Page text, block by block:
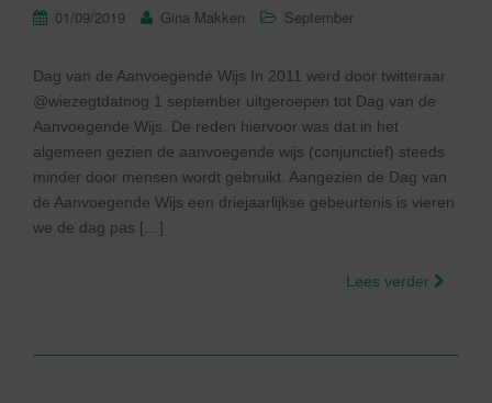
01/09/2019 Gina Makken September
Dag van de Aanvoegende Wijs In 2011 werd door twitteraar
@wiezegtdatnog 1 september uitgeroepen tot Dag van de
Aanvoegende Wijs. De reden hiervoor was dat in het
algemeen gezien de aanvoegende wijs (conjunctief) steeds
minder door mensen wordt gebruikt. Aangezien de Dag van
de Aanvoegende Wijs een driejaarlijkse gebeurtenis is vieren
we de dag pas […]
Lees verder